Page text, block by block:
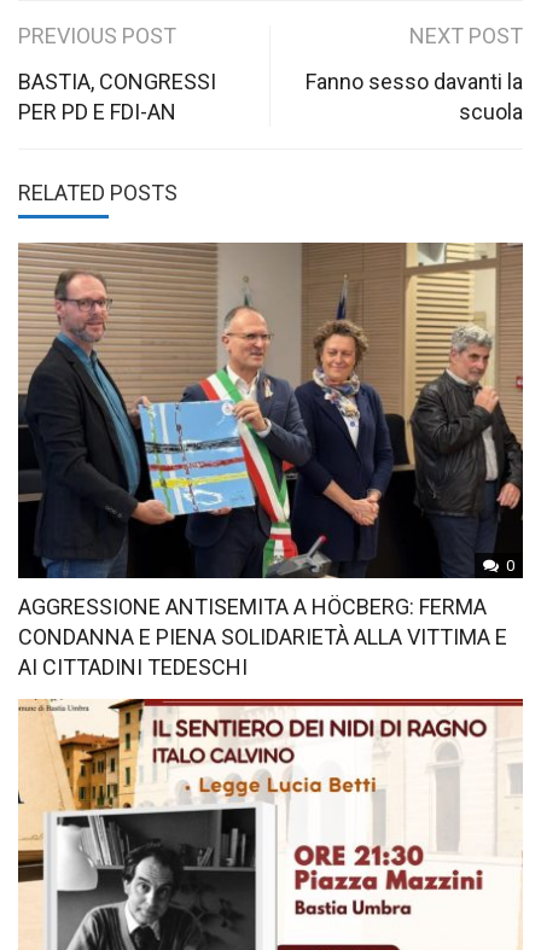
Post
navigation
PREVIOUS POST
BASTIA, CONGRESSI
PER PD E FDI-AN
NEXT POST
Fanno sesso davanti la
scuola
RELATED POSTS
0
AGGRESSIONE ANTISEMITA A HÖCBERG: FERMA
CONDANNA E PIENA SOLIDARIETÀ ALLA VITTIMA E
AI CITTADINI TEDESCHI